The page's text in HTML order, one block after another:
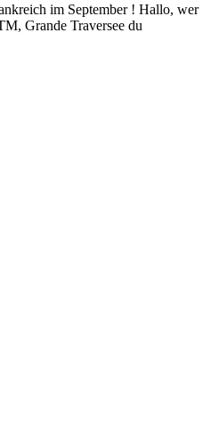
im September ! Hallo, wer
Grande Traversee du